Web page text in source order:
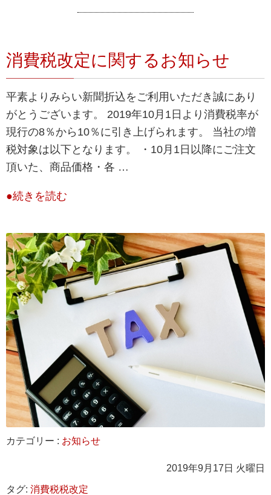
消費税改定に関するお知らせ
平素よりみらい新聞折込をご利用いただき誠にあり
がとうございます。 2019年10月1日より消費税率が
現行の8％から10％に引き上げられます。 当社の増
税対象は以下となります。 ・10月1日以降にご注文
頂いた、商品価格・各 …
●続きを読む
カテゴリー : お知らせ
2019年9月17日 火曜日
タグ: 消費税税改定